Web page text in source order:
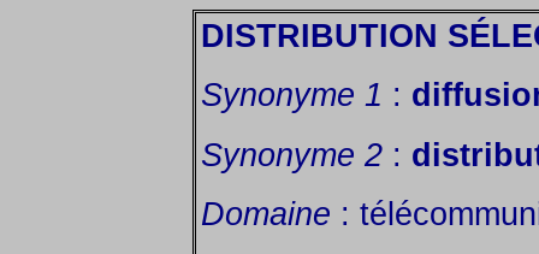
DISTRIBUTION
Synonyme 1 :
Synonyme 2 :
Domaine :